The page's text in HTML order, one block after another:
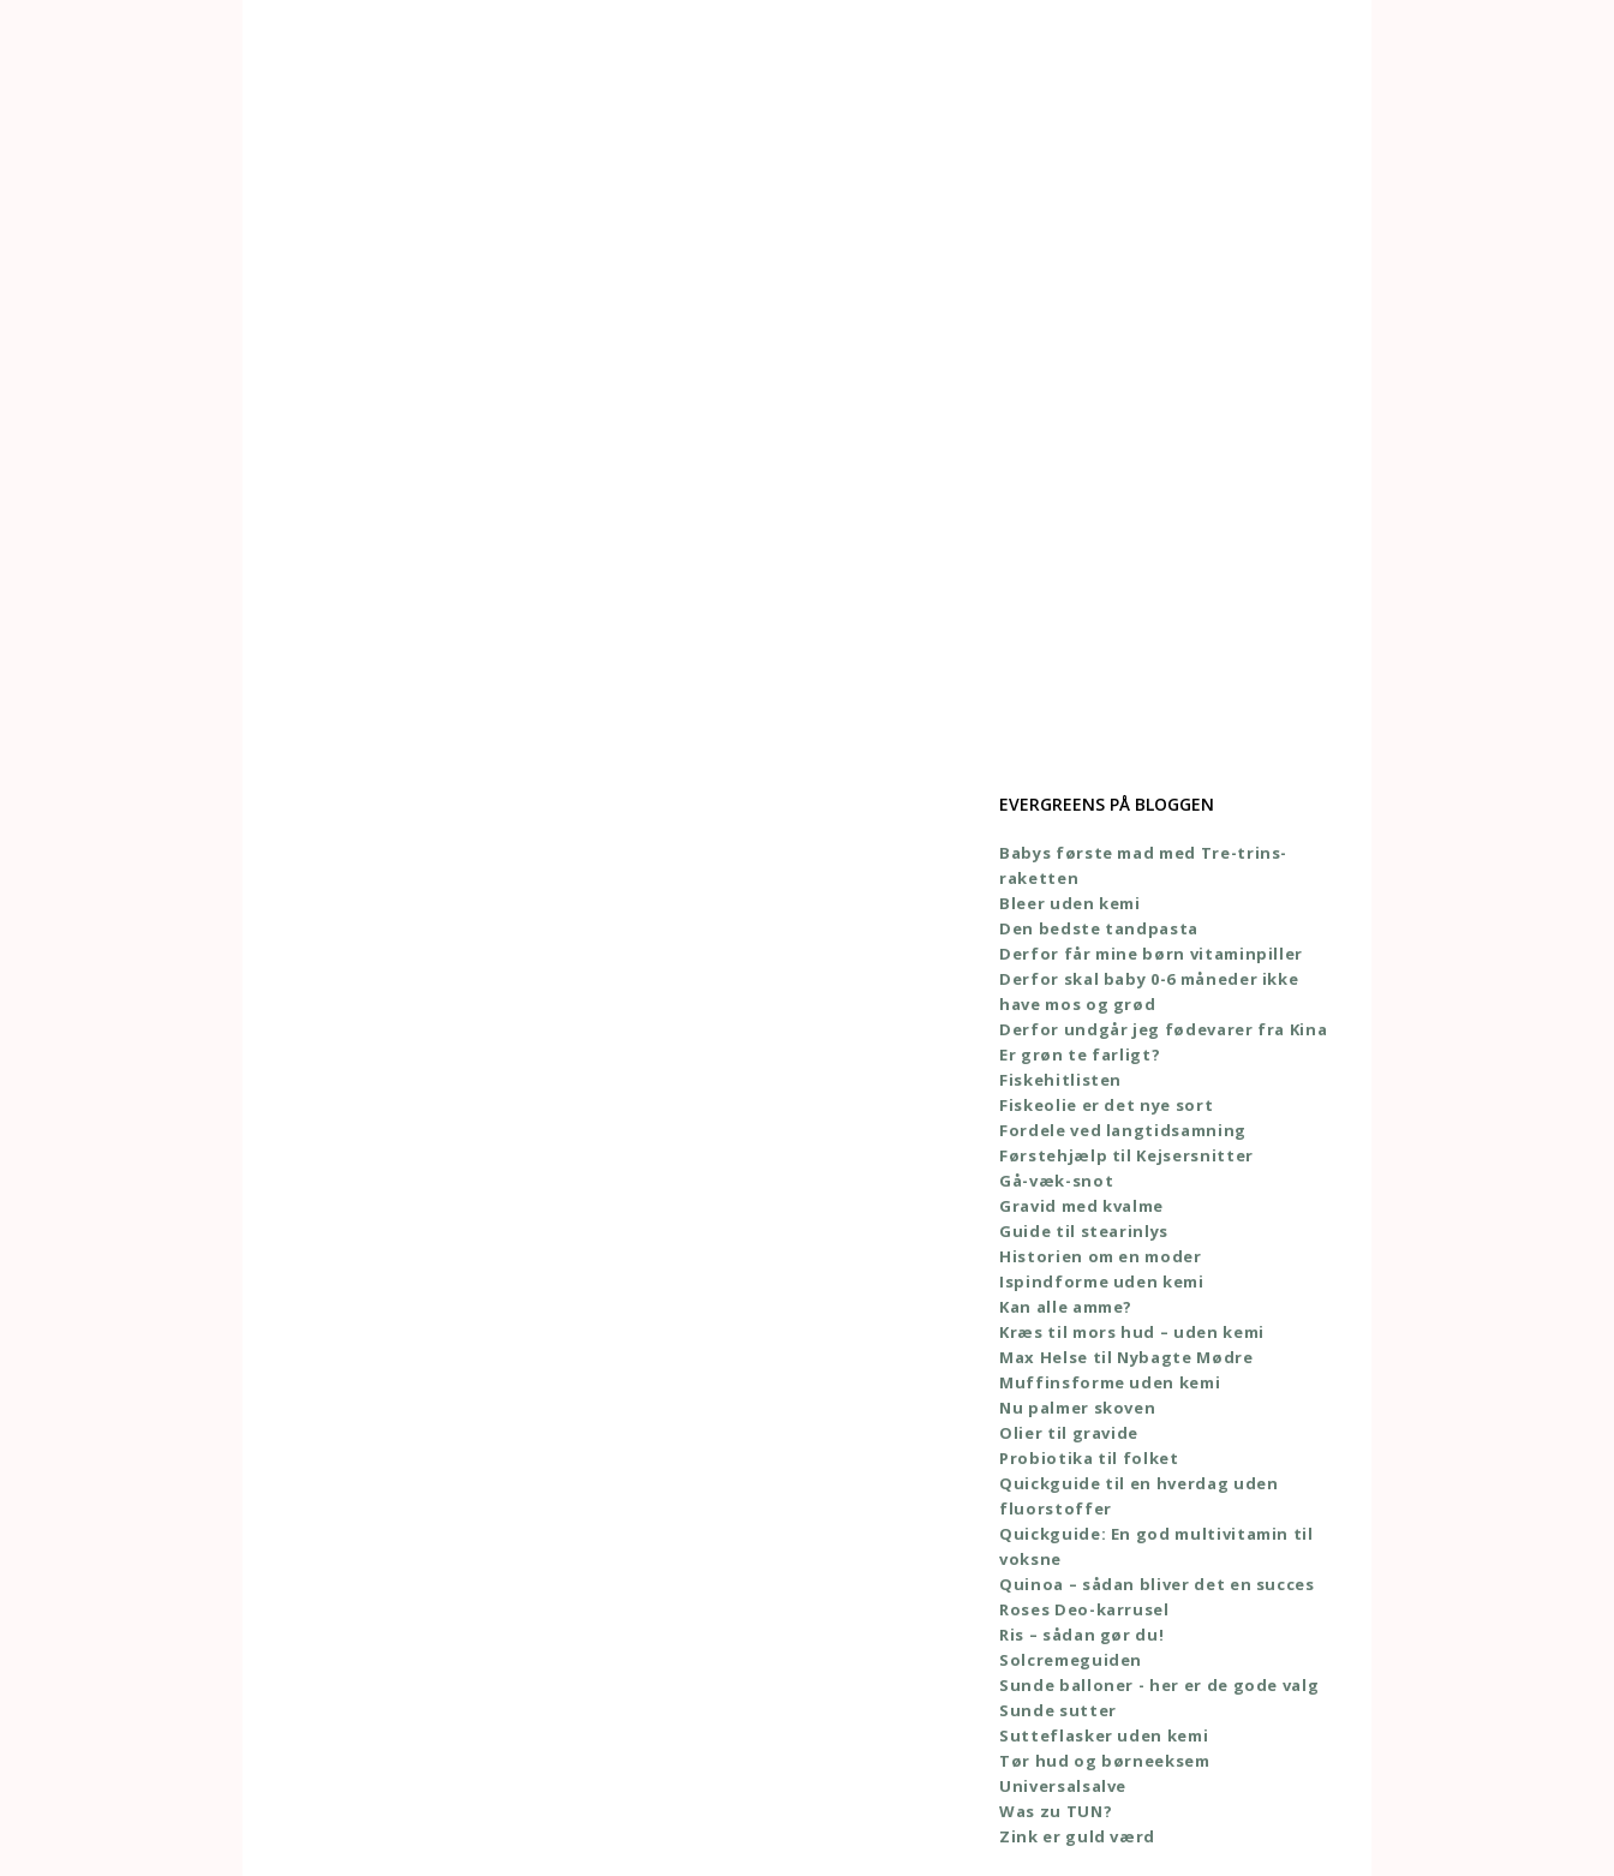
EVERGREENS PÅ BLOGGEN
Babys første mad med Tre-trins-
raketten
Bleer uden kemi
Den bedste tandpasta
Derfor får mine børn vitaminpiller
Derfor skal baby 0-6 måneder ikke
have mos og grød
Derfor undgår jeg fødevarer fra Kina
Er grøn te farligt?
Fiskehitlisten
Fiskeolie er det nye sort
Fordele ved langtidsamning
Førstehjælp til Kejsersnitter
Gå-væk-snot
Gravid med kvalme
Guide til stearinlys
Historien om en moder
Ispindforme uden kemi
Kan alle amme?
Kræs til mors hud – uden kemi
Max Helse til Nybagte Mødre
Muffinsforme uden kemi
Nu palmer skoven
Olier til gravide
Probiotika til folket
Quickguide til en hverdag uden
fluorstoffer
Quickguide: En god multivitamin til
voksne
Quinoa – sådan bliver det en succes
Roses Deo-karrusel
Ris – sådan gør du!
Solcremeguiden
Sunde balloner - her er de gode valg
Sunde sutter
Sutteflasker uden kemi
Tør hud og børneeksem
Universalsalve
Was zu TUN?
Zink er guld værd